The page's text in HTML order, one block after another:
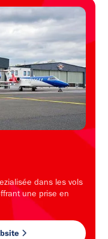
dans les vols
une prise en